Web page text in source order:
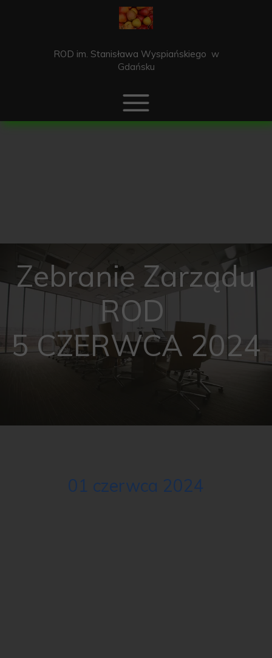
ROD im. Stanisława Wyspiańskiego w
Gdańsku
Zebranie Zarządu
ROD
5 CZERWCA 2024
01 czerwca 2024